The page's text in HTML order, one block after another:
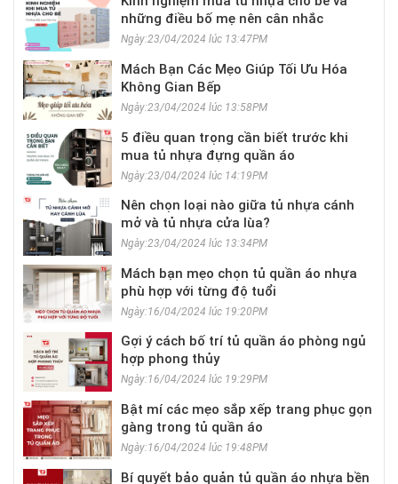
những điều bố mẹ nên cân nhắc
Ngày:23/04/2024 lúc 13:47PM
Mách Bạn Các Mẹo Giúp Tối Ưu Hóa
Không Gian Bếp
Ngày:23/04/2024 lúc 13:58PM
5 điều quan trọng cần biết trước khi
mua tủ nhựa đựng quần áo
Ngày:23/04/2024 lúc 14:19PM
Nên chọn loại nào giữa tủ nhựa cánh
mở và tủ nhựa cửa lùa?
Ngày:23/04/2024 lúc 13:34PM
Mách bạn mẹo chọn tủ quần áo nhựa
phù hợp với từng độ tuổi
Ngày:16/04/2024 lúc 19:20PM
Gợi ý cách bố trí tủ quần áo phòng ngủ
hợp phong thủy
Ngày:16/04/2024 lúc 19:29PM
Bật mí các mẹo sắp xếp trang phục gọn
gàng trong tủ quần áo
Ngày:16/04/2024 lúc 19:48PM
Bí quyết bảo quản tủ quần áo nhựa bền